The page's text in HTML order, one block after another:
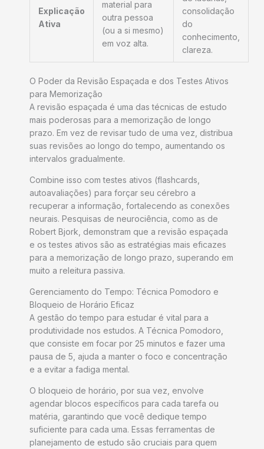
Explicação
Ativa
material para
outra pessoa
(ou a si mesmo)
em voz alta.
consolidação
do
conhecimento,
clareza.
O Poder da Revisão Espaçada e dos Testes Ativos
para Memorização
A revisão espaçada é uma das técnicas de estudo
mais poderosas para a memorização de longo
prazo. Em vez de revisar tudo de uma vez, distribua
suas revisões ao longo do tempo, aumentando os
intervalos gradualmente.
Combine isso com testes ativos (flashcards,
autoavaliações) para forçar seu cérebro a
recuperar a informação, fortalecendo as conexões
neurais. Pesquisas de neurociência, como as de
Robert Bjork, demonstram que a revisão espaçada
e os testes ativos são as estratégias mais eficazes
para a memorização de longo prazo, superando em
muito a releitura passiva.
Gerenciamento do Tempo: Técnica Pomodoro e
Bloqueio de Horário Eficaz
A gestão do tempo para estudar é vital para a
produtividade nos estudos. A Técnica Pomodoro,
que consiste em focar por 25 minutos e fazer uma
pausa de 5, ajuda a manter o foco e concentração
e a evitar a fadiga mental.
O bloqueio de horário, por sua vez, envolve
agendar blocos específicos para cada tarefa ou
matéria, garantindo que você dedique tempo
suficiente para cada uma. Essas ferramentas de
planejamento de estudo são cruciais para quem